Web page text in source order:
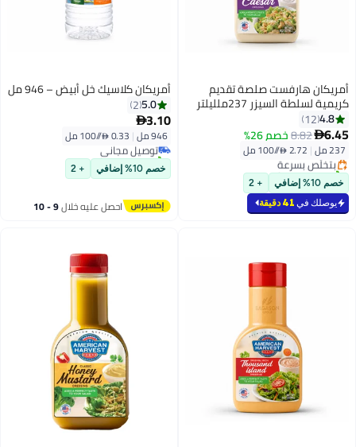
أمريكان هارفست صلصة تقديم
كريمية لسلطة السيزر 237ملليلتر
4.8
12
6.45
8.82خصم 26%
237 مل |
#2 في صلصة السلطة
أقل سعر في 30 يوم
بتخلّص بسرعة
تم بيع +50 مؤخرًا
#2 في صلصة السلطة
خصم 10% إضافي + 2
يوصلك في 41 دقيقة
أمريكان كلاسيك خل أبيض – 946 مل
5.0
2
3.10
946 مل |
#8 في صلصة السلطة
أقل سعر في 7 يوم
توصيل مجاني
تم بيع +30 مؤخرًا
#8 في صلصة السلطة
خصم 10% إضافي + 2
احصل عليه خلال 9 - 10